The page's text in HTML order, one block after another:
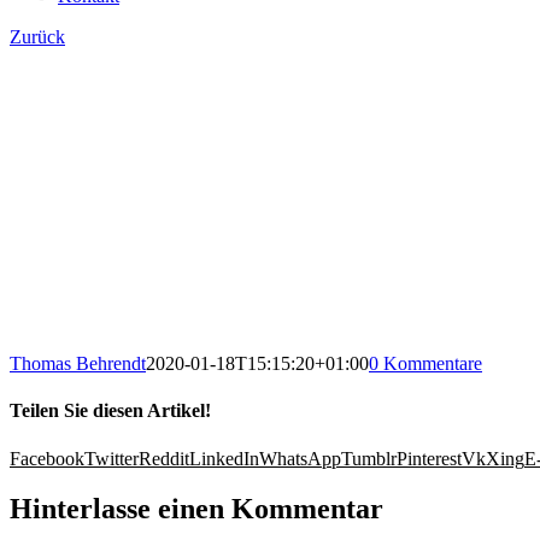
Zurück
Thomas Behrendt2020-01-18T15:15:20+01:000 Kommentare
Teilen Sie diesen Artikel!
FacebookTwitterRedditLinkedInWhatsAppTumblrPinterestVkXing
Hinterlasse einen Kommentar